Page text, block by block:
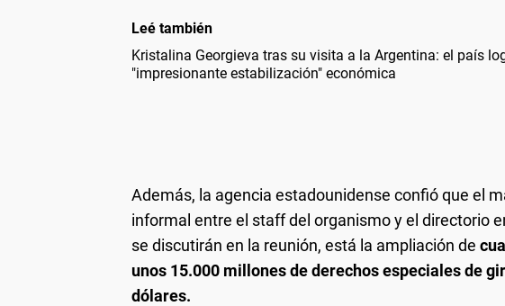
Leé también
Kristalina Georgieva tras su visita a la Argentina: el país
"impresionante estabilización" económica
Además, la agencia estadounidense confió que el
informal entre el staff del organismo y el directorio
se discutirán en la reunión, está la ampliación de
unos 15.000 millones de derechos especiales de
dólares.